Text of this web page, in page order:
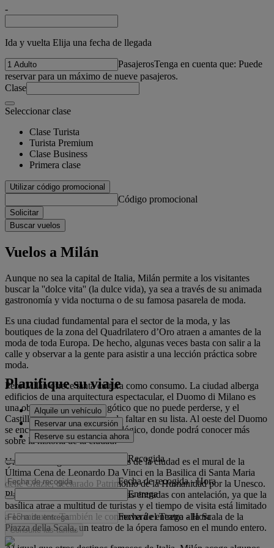
-
Ida y vuelta Elija una fecha de llegada
PasajerosTenga en cuenta que: Puede
reservar para un máximo de nueve pasajeros.
Clase
Seleccionar clase
Clase Turista
Turista Premium
Clase Business
Primera clase
Utilizar código promocional
Código promocional
Solicitar
Buscar vuelos
Vuelos a Milán
Aunque no sea la capital de Italia, Milán permite a los visitantes
buscar la ''dolce vita'' (la dulce vida), ya sea a través de su animada
gastronomía y vida nocturna o de su famosa pasarela de moda.
Es una ciudad fundamental para el sector de la moda, y las
boutiques de la zona del Quadrilatero d’Oro atraen a amantes de la
moda de toda Europa. De hecho, algunas veces basta con salir a la
calle y observar a la gente para asistir a una lección práctica sobre
moda.
Pero Milán ofrece tanta cultura como consumo. La ciudad alberga
edificios de una arquitectura espectacular, el Duomo di Milano es
una obra maestra de estilo gótico que no puede perderse, y el
Castillo Sforza tampoco puede faltar en su lista. Al oeste del Duomo
se encuentra el Museo Arqueológico, donde podrá conocer más
sobre la historia de la ciudad.
Uno de los lugares más visitados de la ciudad es el mural de la
Última Cena de Leonardo Da Vinci en la Basilica di Santa Maria
delle Grazie, declarado Patrimonio de la Humanidad por la Unesco.
Planifique la visita comprando las entradas con antelación, ya que la
basílica atrae a multitud de turistas y el tiempo de visita está limitado
a 15 minutos. También le conmoverá el Teatro alla Scala de la
Piazza della Scala, un teatro de la ópera famoso en el mundo entero.
Planifique su viaje
Alquile un vehículo
Reservar una excursión
Reserve su estancia ahora
Recogida
Fecha de recogida - Hora
Entrega
Fecha de entrega - Hora
Consulte las tarifas